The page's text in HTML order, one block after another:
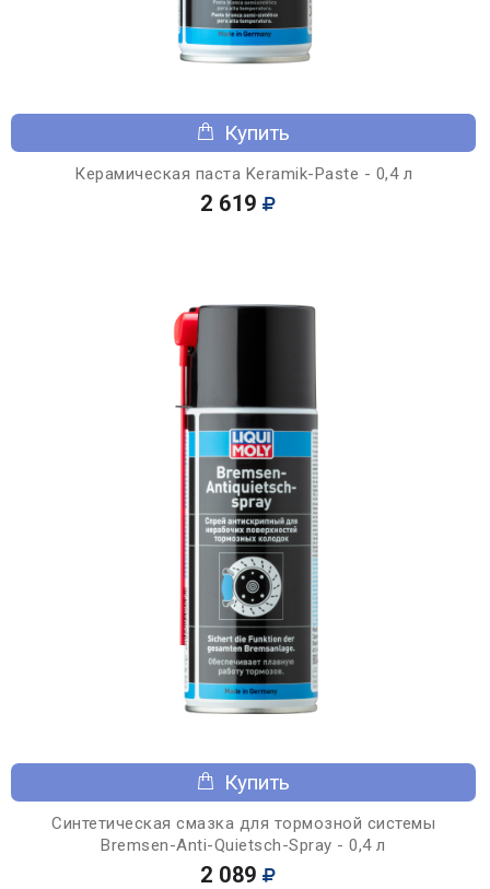
Купить
Керамическая паста Keramik-Paste - 0,4 л
2 619
Купить
Синтетическая смазка для тормозной системы
Bremsen-Anti-Quietsch-Spray - 0,4 л
2 089